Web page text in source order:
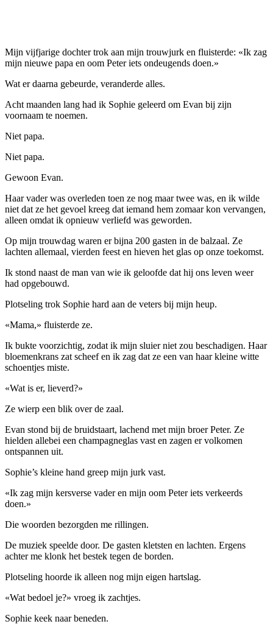
Mijn vijfjarige dochter trok aan mijn trouwjurk en fluisterde: «Ik zag
mijn nieuwe papa en oom Peter iets ondeugends doen.»
Wat er daarna gebeurde, veranderde alles.
Acht maanden lang had ik Sophie geleerd om Evan bij zijn
voornaam te noemen.
Niet papa.
Niet papa.
Gewoon Evan.
Haar vader was overleden toen ze nog maar twee was, en ik wilde
niet dat ze het gevoel kreeg dat iemand hem zomaar kon vervangen,
alleen omdat ik opnieuw verliefd was geworden.
Op mijn trouwdag waren er bijna 200 gasten in de balzaal. Ze
lachten allemaal, vierden feest en hieven het glas op onze toekomst.
Ik stond naast de man van wie ik geloofde dat hij ons leven weer
had opgebouwd.
Plotseling trok Sophie hard aan de veters bij mijn heup.
«Mama,» fluisterde ze.
Ik bukte voorzichtig, zodat ik mijn sluier niet zou beschadigen. Haar
bloemenkrans zat scheef en ik zag dat ze een van haar kleine witte
schoentjes miste.
«Wat is er, lieverd?»
Ze wierp een blik over de zaal.
Evan stond bij de bruidstaart, lachend met mijn broer Peter. Ze
hielden allebei een champagneglas vast en zagen er volkomen
ontspannen uit.
Sophie’s kleine hand greep mijn jurk vast.
«Ik zag mijn kersverse vader en mijn oom Peter iets verkeerds
doen.»
Die woorden bezorgden me rillingen.
De muziek speelde door. De gasten kletsten en lachten. Ergens
achter me klonk het bestek tegen de borden.
Plotseling hoorde ik alleen nog mijn eigen hartslag.
«Wat bedoel je?» vroeg ik zachtjes.
Sophie keek naar beneden.